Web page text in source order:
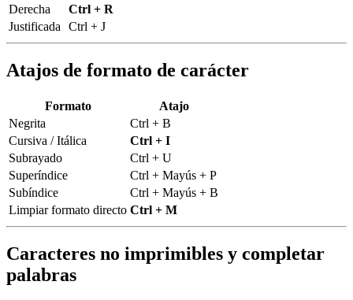
Derecha
Ctrl + R
Justificada
Ctrl + J
Atajos de formato de carácter
Formato
Atajo
Negrita
Ctrl + B
Cursiva / Itálica
Ctrl + I
Subrayado
Ctrl + U
Superíndice
Ctrl + Mayús + P
Subíndice
Ctrl + Mayús + B
Limpiar formato directo Ctrl + M
Caracteres no imprimibles y completar
palabras